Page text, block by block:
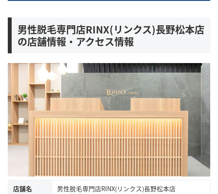
男性脱毛専門店RINX(リンクス)長野松本店
の店舗情報・アクセス情報
店舗名
男性脱毛専門店RINX(リンクス)長野松本店